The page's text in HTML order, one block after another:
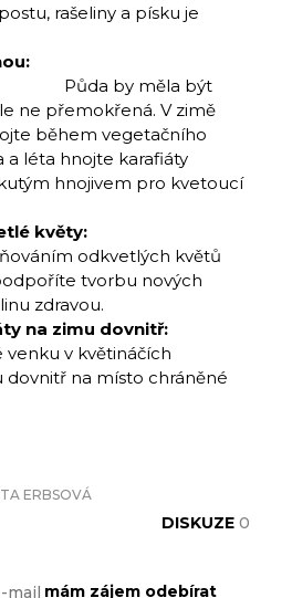
rašeliny a písku je
s rozvahou:
Půda by měla být
ne přemokřená. V zimě
během vegetačního
a léta hnojte karafiáty
hnojivem pro kvetoucí
květy:
odkvetlých květů
tvorbu nových
zdravou.
na zimu dovnitř:
venku v květináčích
na místo chráněné
ERBSOVÁ
DISKUZE 0